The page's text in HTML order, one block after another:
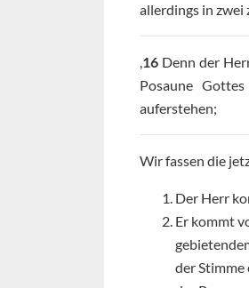
allerdings in zwei
,16 Denn der
Posaune
auferstehen;
Wir fassen die
Der Herr
Er kommt
der Stimme